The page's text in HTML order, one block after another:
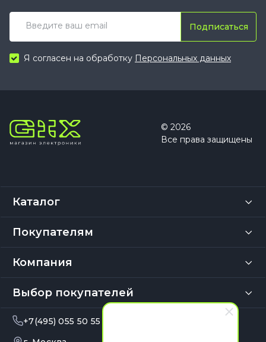
Подписаться
Я согласен на обработку Персональных данных
© 2026
Все права защищены
Каталог
Покупателям
Компания
Выбор покупателей
+7(495) 055 50 55